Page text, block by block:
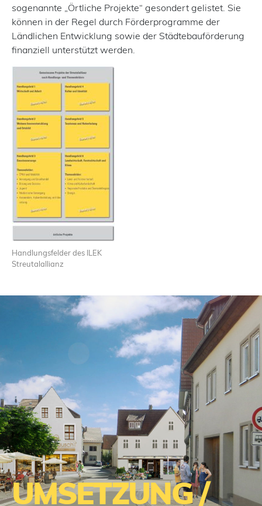
sogenannte „Örtliche Projekte“ gesondert gelistet. Sie
können in der Regel durch Förderprogramme der
Ländlichen Entwicklung sowie der Städtebauförderung
finanziell unterstützt werden.
Handlungsfelder des ILEK
Streutalallianz
UMSETZUNG /